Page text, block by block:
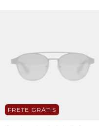
FRETE GRÁTIS